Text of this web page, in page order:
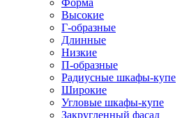
Форма
Высокие
Г-образные
Длинные
Низкие
П-образные
Радиусные шкафы-купе
Широкие
Угловые шкафы-купе
Закругленный фасад